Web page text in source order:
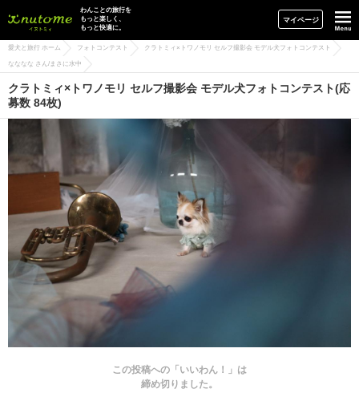
イヌトミィ
わんことの旅行を
もっと楽しく、
もっと快適に。
マイページ
愛犬と旅行 ホーム フォトコンテスト クラトミィ×トワノモリ セルフ撮影会 モデル犬フォトコンテスト
なななな さん/まさに水中
クラトミィ×トワノモリ セルフ撮影会 モデル犬フォトコンテスト(応
募数 84枚)
この投稿への「いいわん！」は
締め切りました。